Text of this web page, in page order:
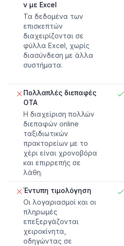
ν με Excel
Τα δεδομένα των
επισκεπτών
διαχειρίζονται σε
φύλλα Excel, χωρίς
διασύνδεση με άλλα
συστήματα.
Πολλαπλές διεπαφές
OTA
Η διαχείριση πολλών
διεπαφών online
ταξιδιωτικών
πρακτορείων με το
χέρι είναι χρονοβόρα
και επιρρεπής σε
λάθη.
Έντυπη τιμολόγηση
Οι λογαριασμοί και οι
πληρωμές
επεξεργάζονται
χειροκίνητα,
οδηγώντας σε